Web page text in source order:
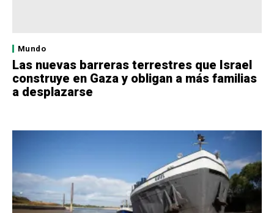
Mundo
Las nuevas barreras terrestres que Israel
construye en Gaza y obligan a más familias
a desplazarse